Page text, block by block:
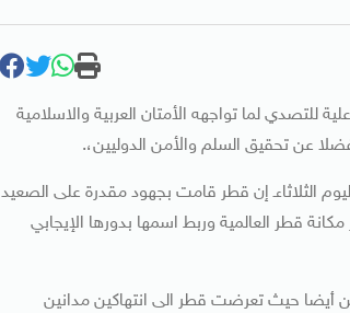
للتصدي لما تواجهه الأمتان العربية والاسلامية
عن تحقيق السلم والأمن الدوليين،.
دور الانعقاد السنوي الـ54 لمجلس الشورى اليوم الثلاثاءـ إن قطر قامت بجهود مقدرة على الصعيد
قطر العالمية وربط اسمها بدورها الإيجابي
أيضا حيث تعرضت قطر الى انتهاكين مدانين